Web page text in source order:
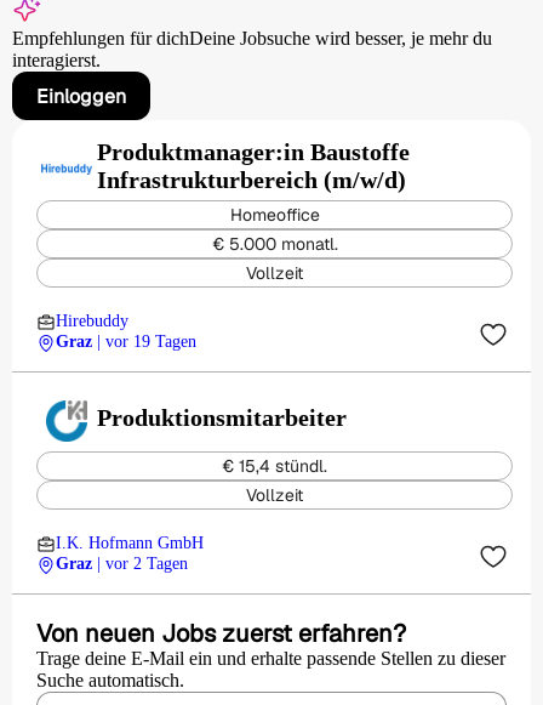
Empfehlungen für dichDeine Jobsuche wird besser, je mehr du
interagierst.
Einloggen
Produktmanager:in Baustoffe
Infrastrukturbereich (m/w/d)
Homeoffice
€ 5.000 monatl.
Vollzeit
Hirebuddy
Graz
| vor 19 Tagen
Produktionsmitarbeiter
€ 15,4 stündl.
Vollzeit
I.K. Hofmann GmbH
Graz
| vor 2 Tagen
Von neuen Jobs zuerst erfahren?
Trage deine E-Mail ein und erhalte passende Stellen zu dieser
Suche automatisch.